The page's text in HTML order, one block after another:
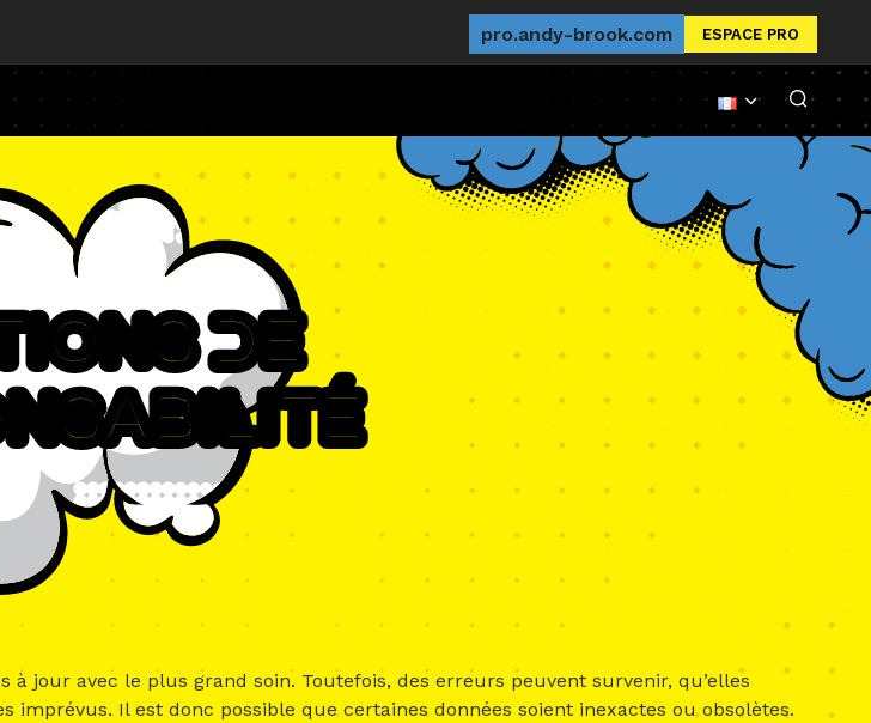
pro.andy-brook.com ESPACE PRO
De
jour avec le plus grand soin. Toutefois, des erreurs peuvent survenir, qu’elles
Il est donc possible que certaines données soient inexactes ou obsolètes.